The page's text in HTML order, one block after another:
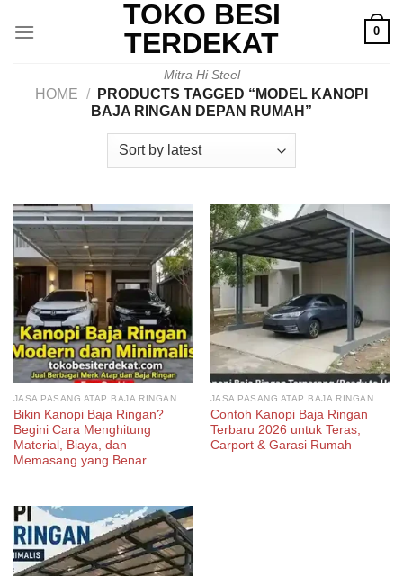
TOKO BESI
TERDEKAT
Mitra Hi Steel
0
HOME /
PRODUCTS TAGGED “MODEL KANOPI
BAJA RINGAN DEPAN RUMAH”
JASA PASANG ATAP BAJA RINGAN
Bikin Kanopi Baja Ringan?
Begini Cara Menghitung
Material, Biaya, dan
Memasang yang Benar
JASA PASANG ATAP BAJA RINGAN
Contoh Kanopi Baja Ringan
Terbaru 2026 untuk Teras,
Carport & Garasi Rumah